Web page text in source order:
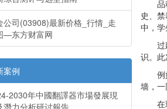
公司(03908)最新价格_行情_走
—东方财富网
案例
2030年中國翻譯器市場發展現
潛力分析研讨報告
品种
史、
中，
过建
识。此
例如
墙，一
在现